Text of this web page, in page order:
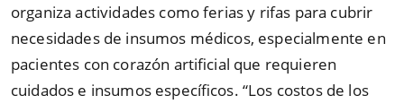
organiza actividades como ferias y rifas para cubrir
necesidades de insumos médicos, especialmente en
pacientes con corazón artificial que requieren
cuidados e insumos específicos. “Los costos de los